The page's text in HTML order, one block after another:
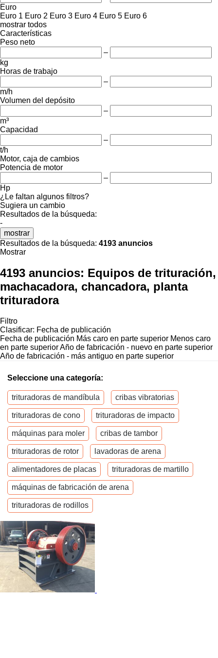
Euro
Euro 1 Euro 2 Euro 3 Euro 4 Euro 5 Euro 6
mostrar todos
Características
Peso neto
–
kg
Horas de trabajo
–
m/h
Volumen del depósito
–
m³
Capacidad
–
t/h
Motor, caja de cambios
Potencia de motor
–
Hp
¿Le faltan algunos filtros?
Sugiera un cambio
Resultados de la búsqueda:
-
mostrar
Resultados de la búsqueda: 4193 anuncios
Mostrar
4193 anuncios: Equipos de trituración,
machacadora, chancadora, planta
trituradora
Filtro
Clasificar: Fecha de publicación
Fecha de publicación Más caro en parte superior Menos caro
en parte superiorAño de fabricación - nuevo en parte superior
Año de fabricación - más antiguo en parte superior
Seleccione una categoría:
trituradoras de mandíbula cribas vibratorias
trituradoras de cono trituradoras de impacto
máquinas para moler cribas de tambor
trituradoras de rotor lavadoras de arena
alimentadores de placas trituradoras de martillo
máquinas de fabricación de arena
trituradoras de rodillos